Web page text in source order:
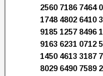
2560 7186 7464
1748 4802 6410
9185 1257 8496
9163 6231 0712
1450 4613 3187
8029 6490 7589